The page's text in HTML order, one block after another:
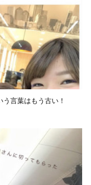
言葉はもう古い！